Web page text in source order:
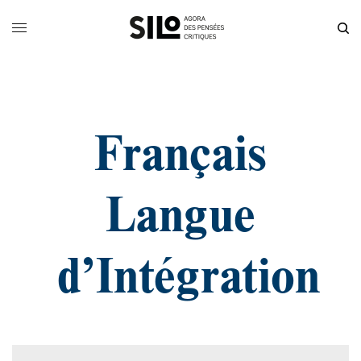
Français
Langue
d’Intégration